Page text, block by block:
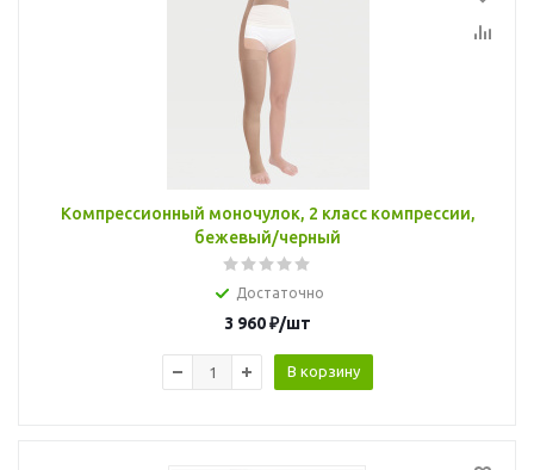
Компрессионный моночулок, 2 класс компрессии,
бежевый/черный
Достаточно
3 960₽/шт
В корзину